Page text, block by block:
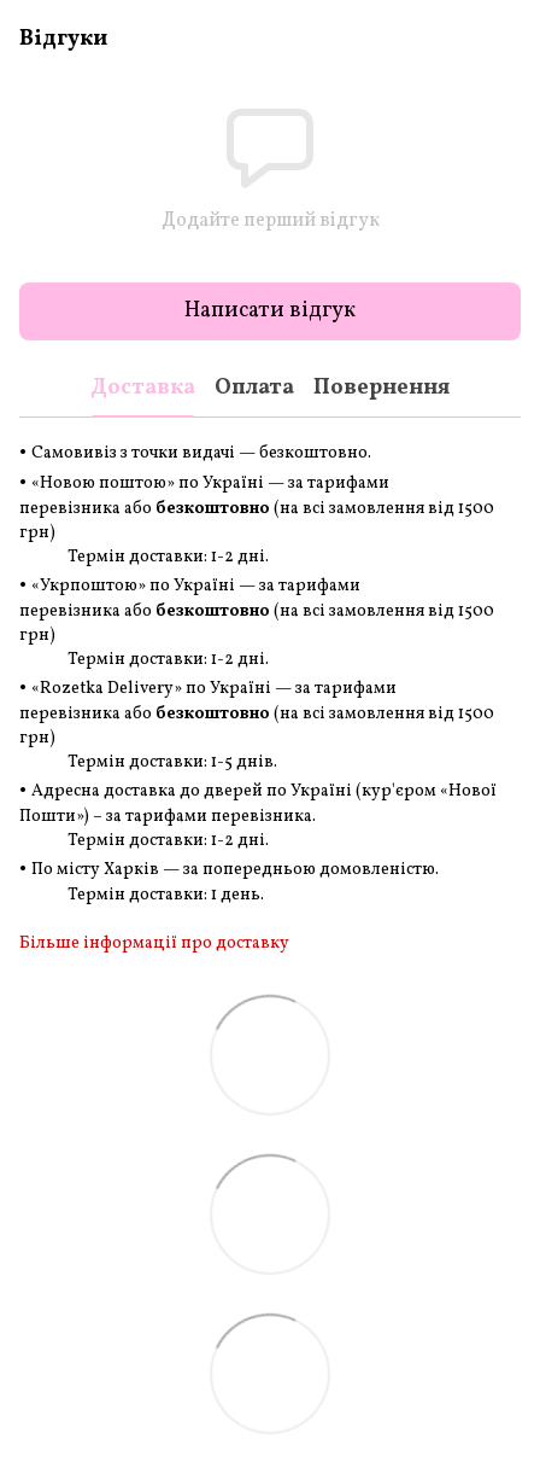
Відгуки
Додайте перший відгук
Написати відгук
Доставка Оплата Повернення
• Самовивіз з точки видачі — безкоштовно.
• «Новою поштою» по Україні — за тарифами
перевізника або безкоштовно (на всі замовленнявід 1500
грн)
Термін доставки: 1-2 дні.
• «Укрпоштою» по Україні — за тарифами
перевізника або безкоштовно (на всі замовленнявід 1500
грн)
Термін доставки: 1-2 дні.
• «Rozetka Delivery» по Україні — за тарифами
перевізника або безкоштовно (на всі замовленнявід 1500
грн)
Термін доставки: 1-5 днів.
• Адресна доставка до дверей по Україні (кур'єром «Нової
Пошти») – за тарифами перевізника.
Термін доставки: 1-2 дні.
• По місту Харків — за попередньою домовленістю.
Термін доставки: 1 день.
Більше інформації про доставку